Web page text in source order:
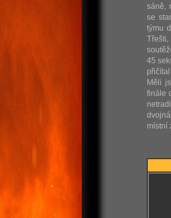
sáně,
se
týmu
45
Měli
finále
místní